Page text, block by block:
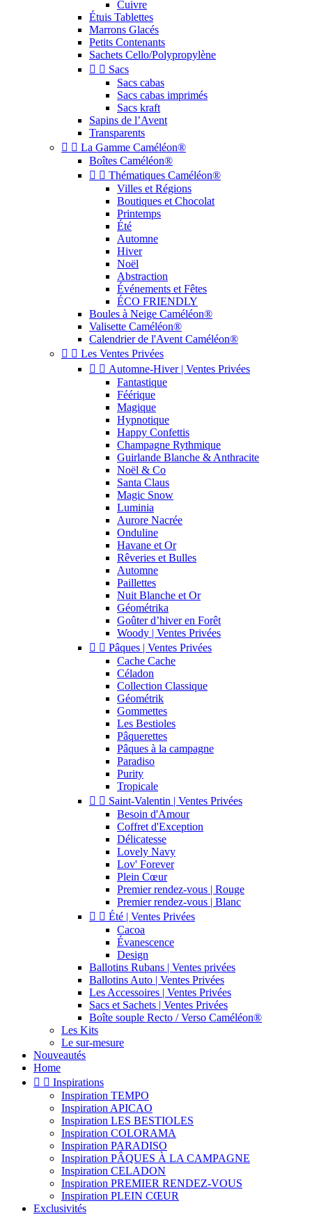
Cuivre
Étuis Tablettes
Marrons Glacés
Petits Contenants
Sachets Cello/Polypropylène
  Sacs
Sacs cabas
Sacs cabas imprimés
Sacs kraft
Sapins de l’Avent
Transparents
  La Gamme Caméléon®
Boîtes Caméléon®
  Thématiques Caméléon®
Villes et Régions
Boutiques et Chocolat
Printemps
Été
Automne
Hiver
Noël
Abstraction
Événements et Fêtes
ÉCO FRIENDLY
Boules à Neige Caméléon®
Valisette Caméléon®
Calendrier de l'Avent Caméléon®
  Les Ventes Privées
  Automne-Hiver | Ventes Privées
Fantastique
Féérique
Magique
Hypnotique
Happy Confettis
Champagne Rythmique
Guirlande Blanche & Anthracite
Noël & Co
Santa Claus
Magic Snow
Luminia
Aurore Nacrée
Onduline
Havane et Or
Rêveries et Bulles
Automne
Paillettes
Nuit Blanche et Or
Géométrika
Goûter d’hiver en Forêt
Woody | Ventes Privées
  Pâques | Ventes Privées
Cache Cache
Céladon
Collection Classique
Géométrik
Gommettes
Les Bestioles
Pâquerettes
Pâques à la campagne
Paradiso
Purity
Tropicale
  Saint-Valentin | Ventes Privées
Besoin d'Amour
Coffret d'Exception
Délicatesse
Lovely Navy
Lov' Forever
Plein Cœur
Premier rendez-vous | Rouge
Premier rendez-vous | Blanc
  Été | Ventes Privées
Cacoa
Évanescence
Design
Ballotins Rubans | Ventes privées
Ballotins Auto | Ventes Privées
Les Accessoires | Ventes Privées
Sacs et Sachets | Ventes Privées
Boîte souple Recto / Verso Caméléon®
Les Kits
Le sur-mesure
Nouveautés
Home
  Inspirations
Inspiration TEMPO
Inspiration APICAO
Inspiration LES BESTIOLES
Inspiration COLORAMA
Inspiration PARADISO
Inspiration PÂQUES À LA CAMPAGNE
Inspiration CELADON
Inspiration PREMIER RENDEZ-VOUS
Inspiration PLEIN CŒUR
Exclusivités